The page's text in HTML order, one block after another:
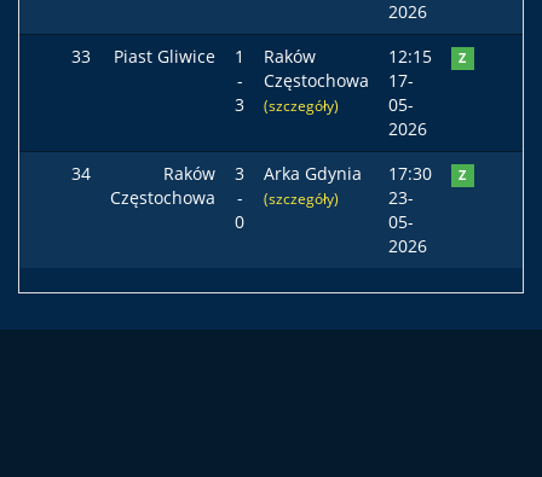
2026
33 Piast Gliwice
1
-
3
Raków
Częstochowa
(szczegóły)
12:15
17-
05-
2026
Z
34
Raków
Częstochowa
3
-
0
Arka Gdynia
(szczegóły)
17:30
23-
05-
2026
Z